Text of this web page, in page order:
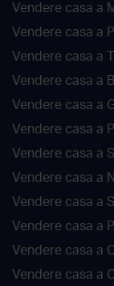
Vendere casa a
Vendere casa a
Vendere casa a
Vendere casa a
Vendere casa a
Vendere casa a
Vendere casa a
Vendere casa a
Vendere casa a
Vendere casa a
Vendere casa a
Vendere casa a